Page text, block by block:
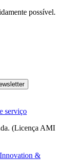
possível.
serviço
(Licença AMI
&